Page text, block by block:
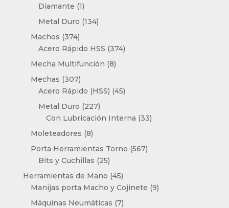
Diamante 11
producto
Metal Duro 134134
Machos 374374
productos
Acero Rápido HSS 374374
Mecha Multifunción 88
Mechas 307307
productos
Acero Rápido (HSS) 4545
Metal Duro 227227
productos
Con Lubricación Interna 3333
Moleteadores 88
productos
Porta Herramientas Torno 567567
Bits y Cuchillas 2525
productos
Herramientas de Mano 4545
productos
Manijas porta Macho y Cojinete 99
Máquinas Neumáticas 77